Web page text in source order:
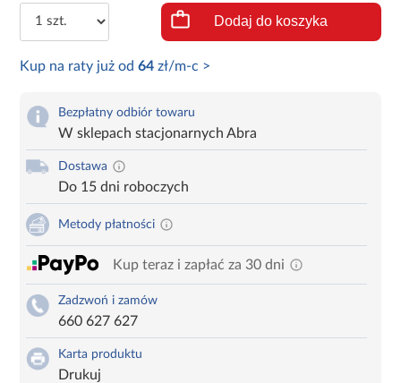
Dodaj do koszyka
Kup na raty już od64 zł/m-c >
Bezpłatny odbiór towaru
W sklepach stacjonarnych Abra
Dostawa
Do 15 dni roboczych
Metody płatności
Kup teraz i zapłać za 30 dni
Zadzwoń i zamów
660 627 627
Karta produktu
Drukuj